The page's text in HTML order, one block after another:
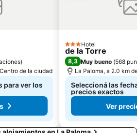
)
de la ciudad
para ver los
3 Estrellas
Hotel
de la Torre
8,3 Muy bueno (568
La Paloma, a 2.0 km
Seleccioná las
precios exactos
Ver